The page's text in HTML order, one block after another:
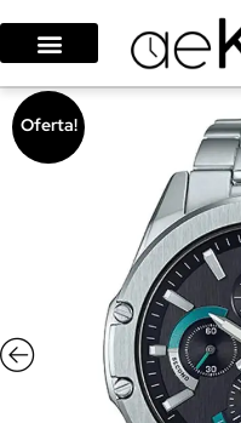
Oferta!